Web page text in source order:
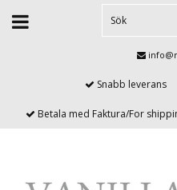
Snabb leverans
Betala med Faktura/For